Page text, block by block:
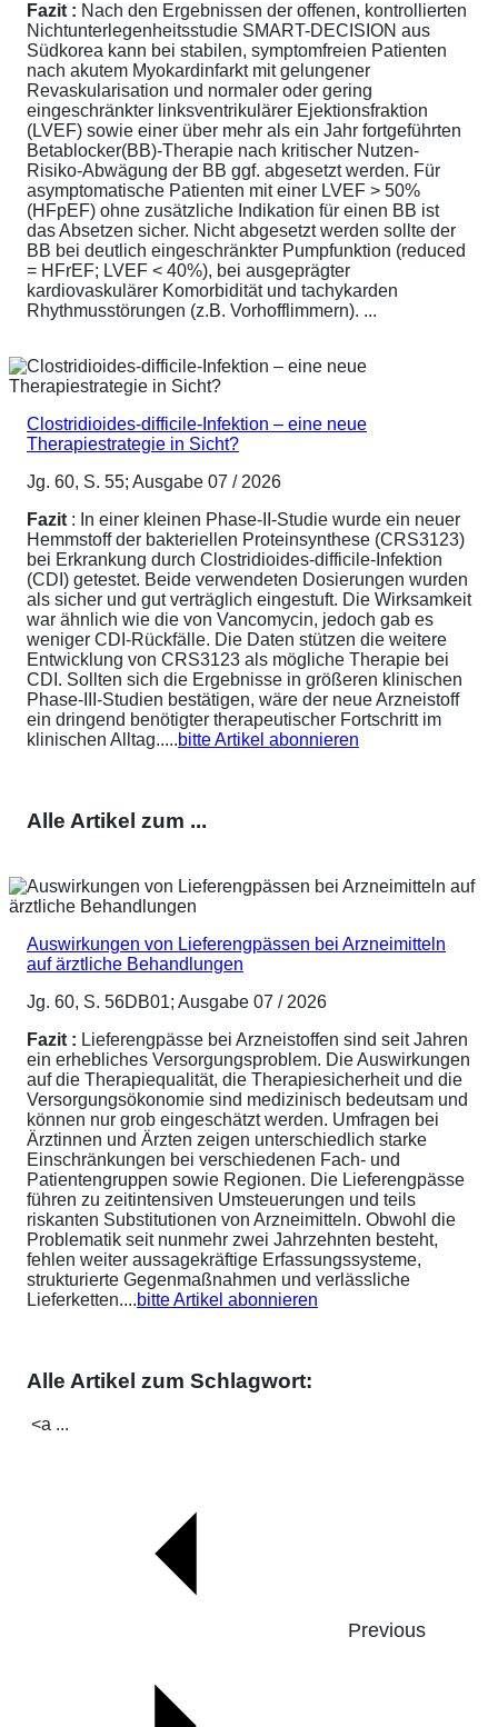
Fazit : Nach den Ergebnissen der offenen, kontrollierten
Nichtunterlegenheitsstudie SMART-DECISION aus
Südkorea kann bei stabilen, symptomfreien Patienten
nach akutem Myokardinfarkt mit gelungener
Revaskularisation und normaler oder gering
eingeschränkter linksventrikulärer Ejektionsfraktion
(LVEF) sowie einer über mehr als ein Jahr fortgeführten
Betablocker(BB)-Therapie nach kritischer Nutzen-
Risiko-Abwägung der BB ggf. abgesetzt werden. Für
asymptomatische Patienten mit einer LVEF > 50%
(HFpEF) ohne zusätzliche Indikation für einen BB ist
das Absetzen sicher. Nicht abgesetzt werden sollte der
BB bei deutlich eingeschränkter Pumpfunktion (reduced
= HFrEF; LVEF < 40%), bei ausgeprägter
kardiovaskulärer Komorbidität und tachykarden
Rhythmusstörungen (z.B. Vorhofflimmern). ...
Clostridioides-difficile-Infektion – eine neue
Therapiestrategie in Sicht?
Jg. 60, S. 55; Ausgabe 07 / 2026
Fazit : In einer kleinen Phase-II-Studie wurde ein neuer
Hemmstoff der bakteriellen Proteinsynthese (CRS3123)
bei Erkrankung durch Clostridioides-difficile-Infektion
(CDI) getestet. Beide verwendeten Dosierungen wurden
als sicher und gut verträglich eingestuft. Die Wirksamkeit
war ähnlich wie die von Vancomycin, jedoch gab es
weniger CDI-Rückfälle. Die Daten stützen die weitere
Entwicklung von CRS3123 als mögliche Therapie bei
CDI. Sollten sich die Ergebnisse in größeren klinischen
Phase-III-Studien bestätigen, wäre der neue Arzneistoff
ein dringend benötigter therapeutischer Fortschritt im
klinischen Alltag.....bitte Artikel abonnieren
Alle Artikel zum ...
Auswirkungen von Lieferengpässen bei Arzneimitteln
auf ärztliche Behandlungen
Jg. 60, S. 56DB01; Ausgabe 07 / 2026
Fazit : Lieferengpässe bei Arzneistoffen sind seit Jahren
ein erhebliches Versorgungsproblem. Die Auswirkungen
auf die Therapiequalität, die Therapiesicherheit und die
Versorgungsökonomie sind medizinisch bedeutsam und
können nur grob eingeschätzt werden. Umfragen bei
Ärztinnen und Ärzten zeigen unterschiedlich starke
Einschränkungen bei verschiedenen Fach- und
Patientengruppen sowie Regionen. Die Lieferengpässe
führen zu zeitintensiven Umsteuerungen und teils
riskanten Substitutionen von Arzneimitteln. Obwohl die
Problematik seit nunmehr zwei Jahrzehnten besteht,
fehlen weiter aussagekräftige Erfassungssysteme,
strukturierte Gegenmaßnahmen und verlässliche
Lieferketten....bitte Artikel abonnieren
Alle Artikel zum Schlagwort:
<a ...
Previous